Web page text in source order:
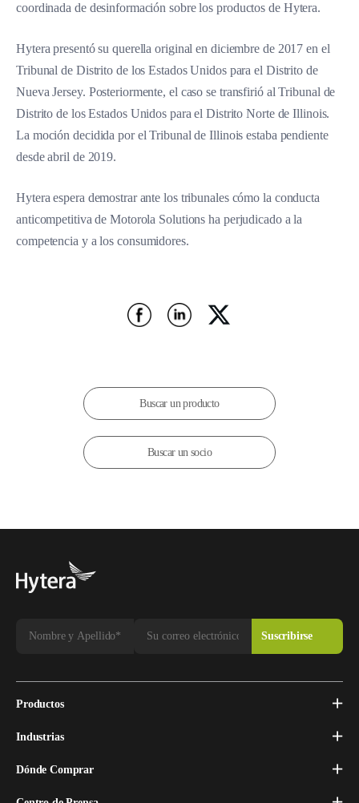
coordinada de desinformación sobre los productos de Hytera.
Hytera presentó su querella original en diciembre de 2017 en el
Tribunal de Distrito de los Estados Unidos para el Distrito de
Nueva Jersey. Posteriormente, el caso se transfirió al Tribunal de
Distrito de los Estados Unidos para el Distrito Norte de Illinois.
La moción decidida por el Tribunal de Illinois estaba pendiente
desde abril de 2019.
Hytera espera demostrar ante los tribunales cómo la conducta
anticompetitiva de Motorola Solutions ha perjudicado a la
competencia y a los consumidores.
Buscar un producto
Buscar un socio
Productos
Industrias
Dónde Comprar